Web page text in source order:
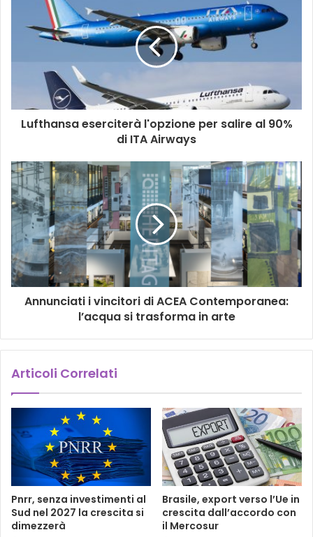
Lufthansa eserciterà l'opzione per salire al 90%
di ITA Airways
Annunciati i vincitori di ACEA Contemporanea:
l’acqua si trasforma in arte
Articoli Correlati
Pnrr, senza investimenti al
Sud nel 2027 la crescita si
dimezzerà
Brasile, export verso l’Ue in
crescita dall’accordo con
il Mercosur